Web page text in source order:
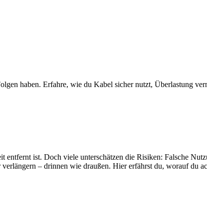
haben. Erfahre, wie du Kabel sicher nutzt, Überlastung
ist. Doch viele unterschätzen die Risiken: Falsche
– drinnen wie draußen. Hier erfährst du, worauf du